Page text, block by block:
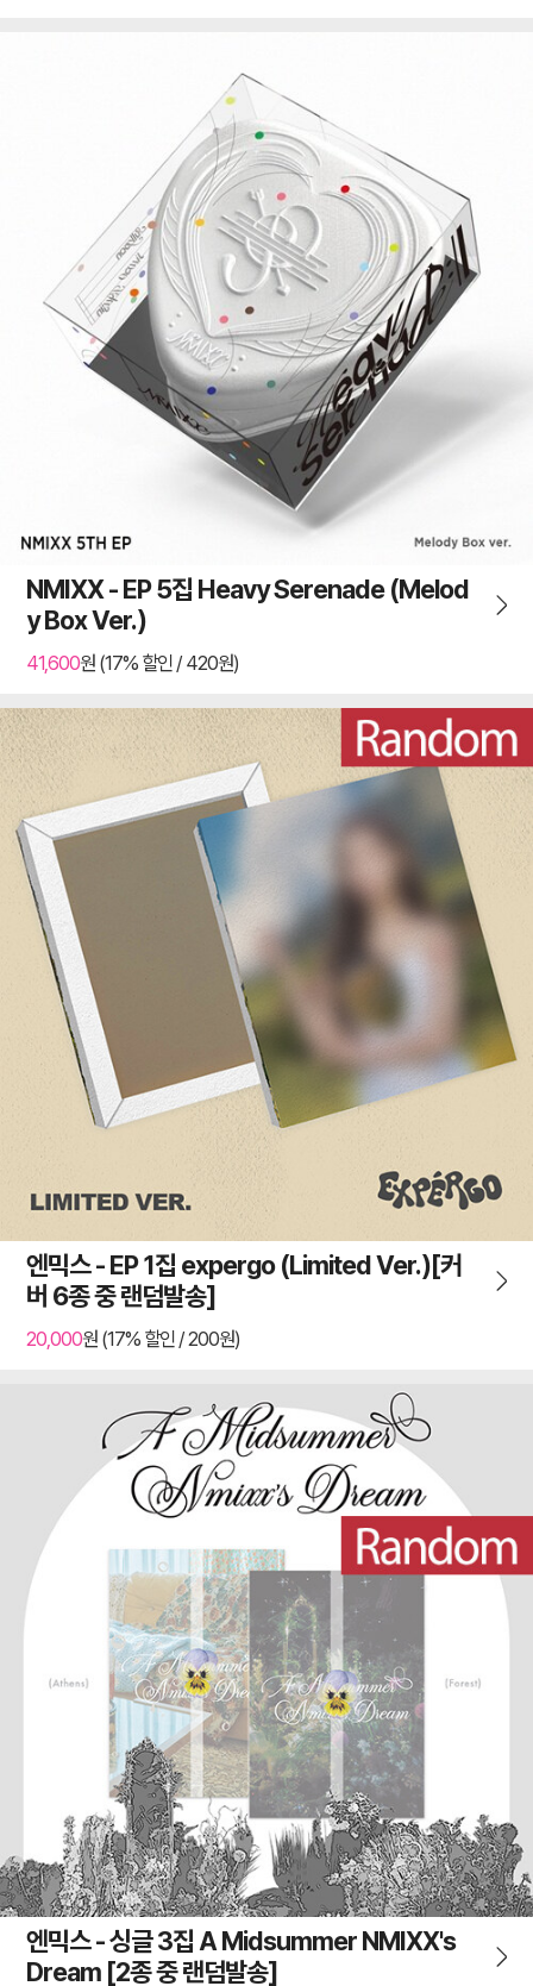
NMIXX - EP 5집 Heavy Serenade (Melod
y Box Ver.)
41,600원 (17% 할인 / 420원)
엔믹스 - EP 1집 expergo (Limited Ver.)[커
버 6종 중 랜덤발송]
20,000원 (17% 할인 / 200원)
엔믹스 - 싱글 3집 A Midsummer NMIXX's
Dream [2종 중 랜덤발송]